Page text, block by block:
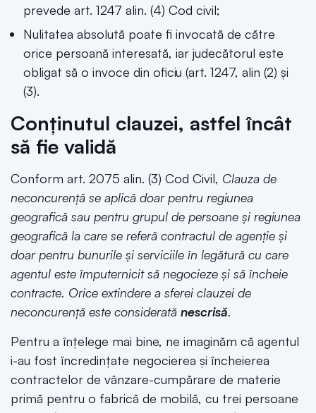
prevede art. 1247 alin. (4) Cod civil;
Nulitatea absolută poate fi invocată de către
orice persoană interesată, iar judecătorul este
obligat să o invoce din oficiu (art. 1247, alin (2) și
(3).
Conținutul clauzei, astfel încât
să fie validă
Conform art. 2075 alin. (3) Cod Civil, Clauza de
neconcurență se aplică doar pentru regiunea
geografică sau pentru grupul de persoane și regiunea
geografică la care se referă contractul de agenție și
doar pentru bunurile și serviciile în legătură cu care
agentul este împuternicit să negocieze și să încheie
contracte. Orice extindere a sferei clauzei de
neconcurență este considerată nescrisă.
Pentru a înțelege mai bine, ne imaginăm că agentul
i-au fost încredințate negocierea și încheierea
contractelor de vânzare-cumpărare de materie
primă pentru o fabrică de mobilă, cu trei persoane